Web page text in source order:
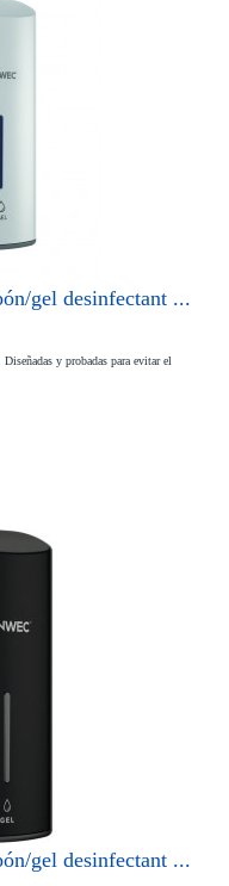
gel desinfectant ...
y probadas para evitar el
gel desinfectant ...